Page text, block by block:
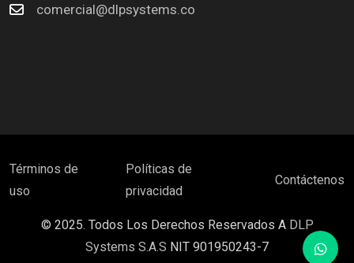
comercial@dlpsystems.co
Términos de
uso
Políticas de
privacidad
Contáctenos
© 2025. Todos Los Derechos Reservados A DLP
Systems S.A.S NIT 901950243-7